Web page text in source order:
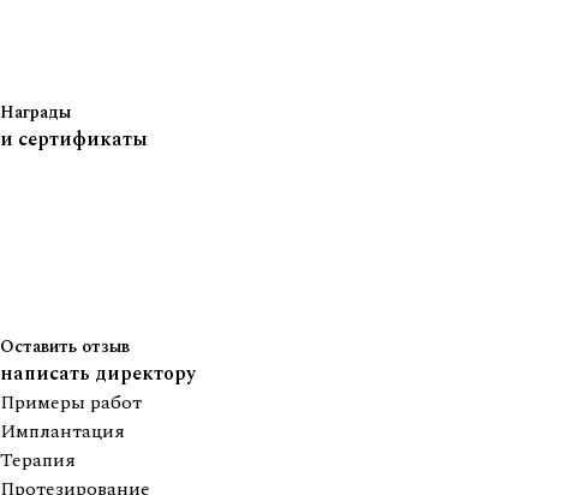
Награды
и сертификаты
Оставить отзыв
написать директору
Примеры работ
Имплантация
Терапия
Протезирование